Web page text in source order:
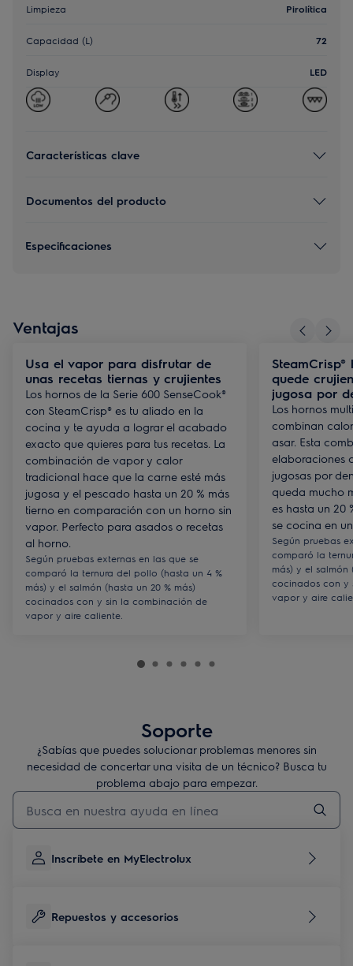
Limpieza Pirolítica
Capacidad (L) 72
Display LED
Características clave
Documentos del producto
Especificaciones
Ventajas
Usa el vapor para disfrutar de
unas recetas tiernas y crujientes
Los hornos de la Serie 600 SenseCook®
con SteamCrisp® es tu aliado en la
cocina y te ayuda a lograr el acabado
exacto que quieres para tus recetas. La
combinación de vapor y calor
tradicional hace que la carne esté más
jugosa y el pescado hasta un 20 % más
tierno en comparación con un horno sin
vapor. Perfecto para asados o recetas
al horno.
Según pruebas externas en las que se
comparó la ternura del pollo (hasta un 4 %
más) y el salmón (hasta un 20 % más)
cocinados con y sin la combinación de
vapor y aire caliente.
quede
jugosa por
Los hornos
combinan
asar. Esta
elaboraciones
jugosas por
queda mucho
es hasta un 20
se cocina en
Según pruebas
comparó la
más) y el salmón
cocinados con y
vapor y aire
Soporte
¿Sabías que puedes solucionar problemas menores sin
necesidad de concertar una visita de un técnico? Busca tu
problema abajo para empezar.
Escribe para buscar un artículo de soporte
Inscríbete en MyElectrolux
Repuestos y accesorios